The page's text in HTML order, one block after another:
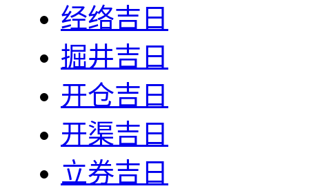
经络吉日
掘井吉日
开仓吉日
开渠吉日
立券吉日